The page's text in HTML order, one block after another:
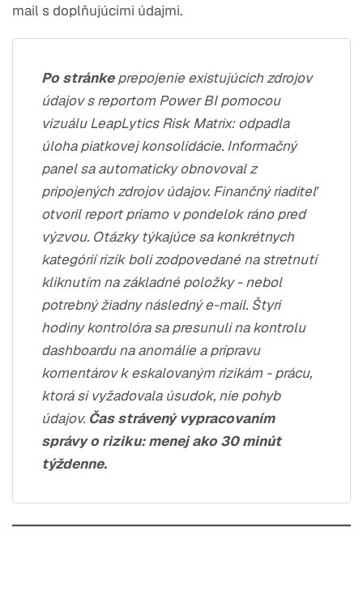
mail s doplňujúcimi údajmi.
Po stránkeprepojenie existujúcich zdrojov
údajov s reportom Power BI pomocou
vizuálu LeapLytics Risk Matrix: odpadla
úloha piatkovej konsolidácie. Informačný
panel sa automaticky obnovoval z
pripojených zdrojov údajov. Finančný riaditeľ
otvoril report priamo v pondelok ráno pred
výzvou. Otázky týkajúce sa konkrétnych
kategórií rizík boli zodpovedané na stretnutí
kliknutím na základné položky - nebol
potrebný žiadny následný e-mail. Štyri
hodiny kontrolóra sa presunuli na kontrolu
dashboardu na anomálie a prípravu
komentárov k eskalovaným rizikám - prácu,
ktorá si vyžadovala úsudok, nie pohyb
údajov. Čas strávený vypracovaním
správy o riziku: menej ako 30 minút
týždenne.